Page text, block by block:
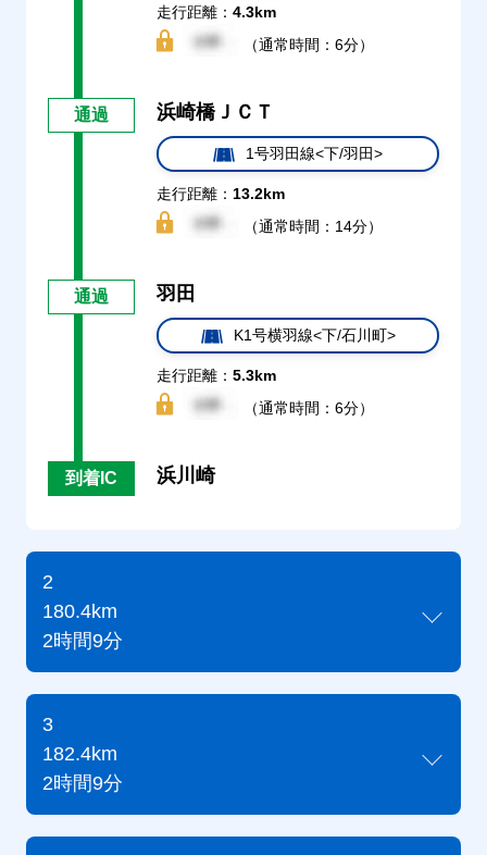
走行距離： 4.3km
（通常時間：6分）
通過 浜崎橋ＪＣＴ
1号羽田線<下/羽田>
走行距離： 13.2km
（通常時間：14分）
通過 羽田
K1号横羽線<下/石川町>
走行距離： 5.3km
（通常時間：6分）
到着IC 浜川崎
2
180.4km
2時間9分
3
182.4km
2時間9分